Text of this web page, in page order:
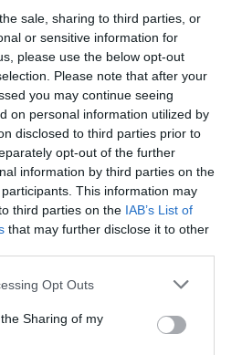
sale, sharing to third parties, or
or sensitive information for
please use the below opt-out
Please note that after your
you may continue seeing
on personal information utilized by
disclosed to third parties prior to
opt-out of the further
information by third parties on the
participants. This information may
third parties on the IAB’s List of
that may further disclose it to other
Opt Outs
Sharing of my
del Papa León XIV: lentos pero
masones intentaron extorsionar
XIII
09/08/26 06:00
demócratas 2028. El
Pete Buttigieg regresa a